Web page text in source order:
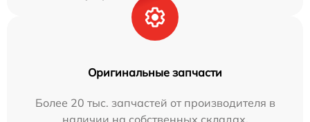
Оригинальные запчасти
Более 20 тыс. запчастей от производителя в
наличии на собственных складах.